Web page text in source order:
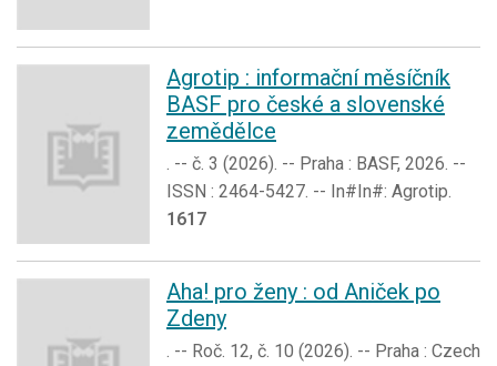
Agrotip : informační měsíčník
BASF pro české a slovenské
zemědělce
. -- č. 3 (2026). -- Praha : BASF, 2026. --
ISSN : 2464-5427. -- In#In#: Agrotip.
1617
Aha! pro ženy : od Aniček po
Zdeny
. -- Roč. 12, č. 10 (2026). -- Praha : Czech